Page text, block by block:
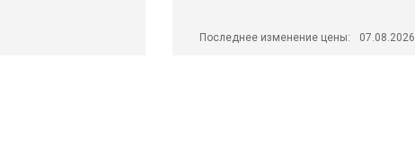
Последнее изменение цены: 07.08.2026